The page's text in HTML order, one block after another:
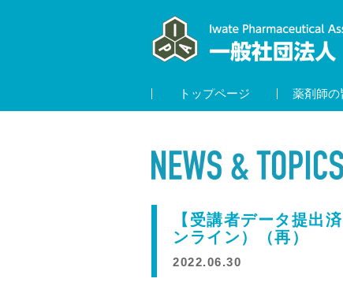
トップページ 薬剤師の
【受講者データ提出
ンライン）（再）
2022.06.30